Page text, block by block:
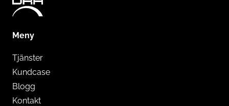
Meny
Tjänster
Kundcase
Blogg
Kontakt